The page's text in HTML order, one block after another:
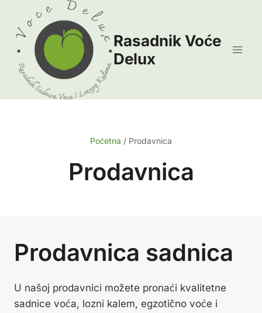
content
Rasadnik Voće
Delux
Početna / Prodavnica
Prodavnica
Prodavnica sadnica
U našoj prodavnici možete pronaći kvalitetne
sadnice voća, lozni kalem, egzotično voće i